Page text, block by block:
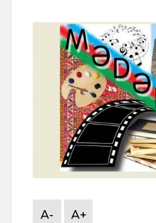
A- A+